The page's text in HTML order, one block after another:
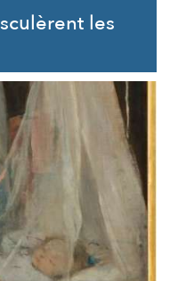
les